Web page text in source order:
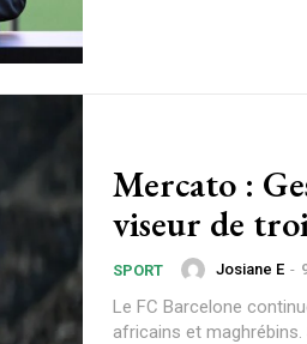
Mercato : Gessime Yassine dans le
viseur de
SPORT Josiane E -
Le FC Barcelone
africains et